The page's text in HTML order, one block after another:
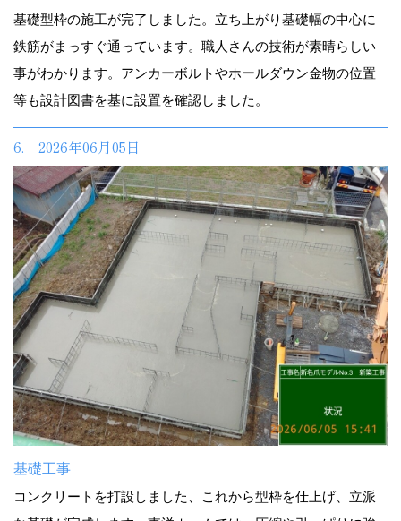
基礎型枠の施工が完了しました。立ち上がり基礎幅の中心に
鉄筋がまっすぐ通っています。職人さんの技術が素晴らしい
事がわかります。アンカーボルトやホールダウン金物の位置
等も設計図書を基に設置を確認しました。
6. 2026年06月05日
基礎工事
コンクリートを打設しました、これから型枠を仕上げ、立派